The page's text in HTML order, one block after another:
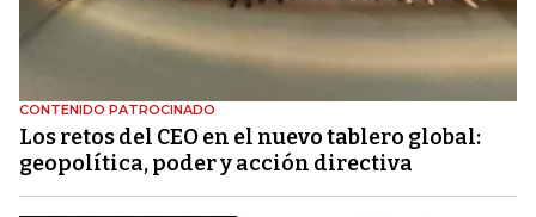
CONTENIDO PATROCINADO
Los retos del CEO en el nuevo tablero global:
geopolítica, poder y acción directiva